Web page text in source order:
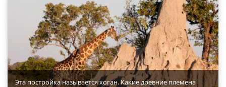
Эта постройка называется хоган. Какие древние племена